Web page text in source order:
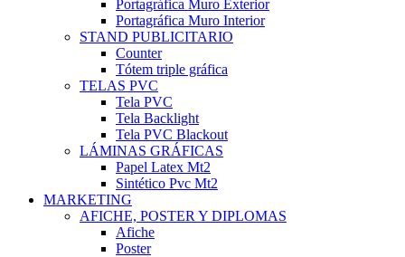
Portagráfica Muro Exterior
Portagráfica Muro Interior
STAND PUBLICITARIO
Counter
Tótem triple gráfica
TELAS PVC
Tela PVC
Tela Backlight
Tela PVC Blackout
LÁMINAS GRÁFICAS
Papel Latex Mt2
Sintético Pvc Mt2
MARKETING
AFICHE, POSTER Y DIPLOMAS
Afiche
Poster